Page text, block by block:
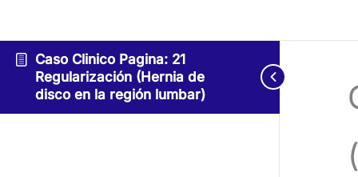
Caso Clinico Pagina: 21
Regularización (Hernia de
disco en la región lumbar)